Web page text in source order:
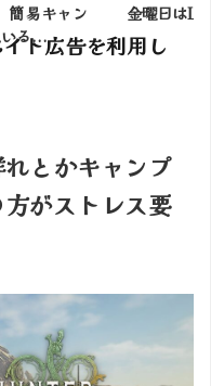
簡易キャン
る...
金曜日は
ト広告を利用し
れとかキャンプ
がストレス要